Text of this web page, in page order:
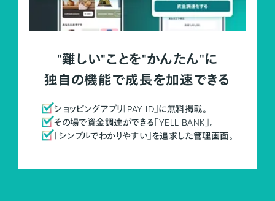
"難しい"ことを"かんたん"に
独自の機能で成長を加速できる
ショッピングアプリ「PAY ID」に無料掲載。
その場で資金調達ができる「YELL BANK」。
「シンプルでわかりやすい」を追求した管理画面。